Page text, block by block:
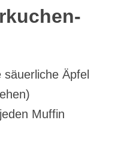
Äpfel
Muffin